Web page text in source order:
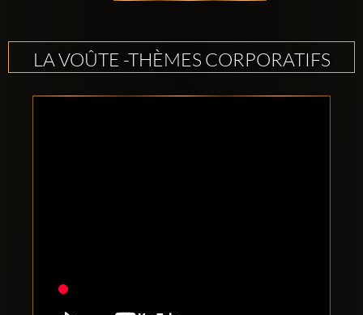
LA VOÛTE -THÈMES CORPORATIFS